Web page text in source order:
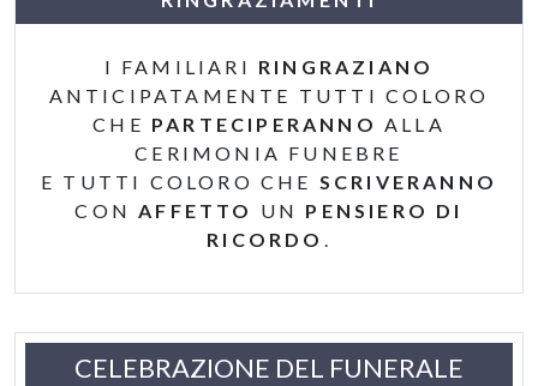
I FAMILIARI RINGRAZIANO
ANTICIPATAMENTE TUTTI COLORO
CHE PARTECIPERANNO ALLA
CERIMONIA FUNEBRE
E TUTTI COLORO CHE SCRIVERANNO
CONAFFETTO UN PENSIERO DI
RICORDO .
CELEBRAZIONE DEL FUNERALE